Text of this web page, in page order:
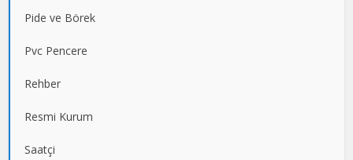
Pide ve Börek
Pvc Pencere
Rehber
Resmi Kurum
Saatçi